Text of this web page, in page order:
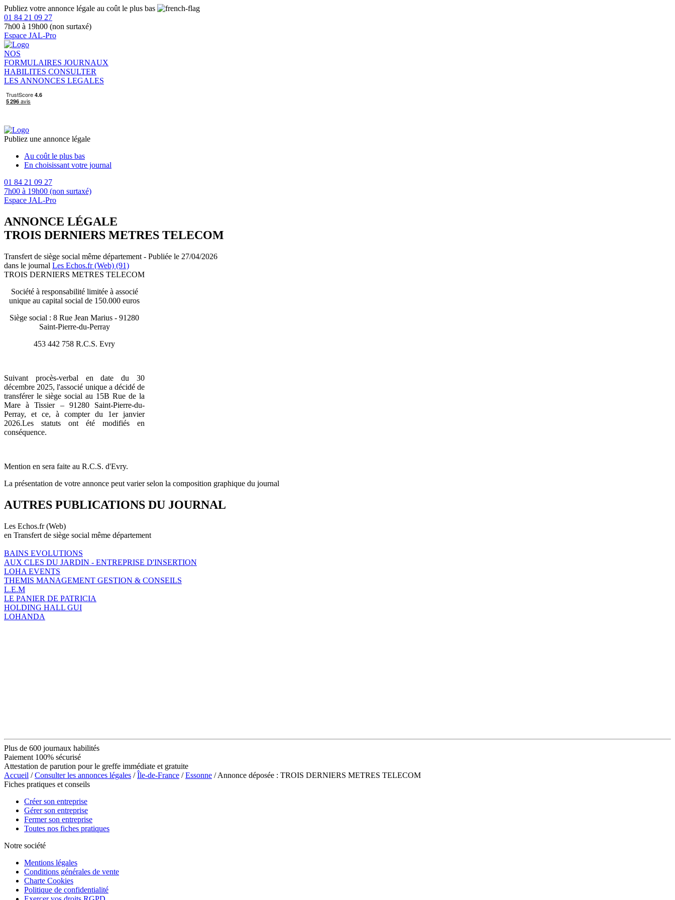
Publiez votre annonce légale au coût le plus bas
01 84 21 09 27
7h00 à 19h00 (non surtaxé)
Espace JAL-Pro
NOS
FORMULAIRES JOURNAUX
HABILITES CONSULTER
LES ANNONCES LEGALES
Publiez une annonce légale
Au coût le plus bas
En choisissant votre journal
01 84 21 09 27
7h00 à 19h00 (non surtaxé)
Espace JAL-Pro
ANNONCE LÉGALE
TROIS DERNIERS METRES TELECOM
Transfert de siège social même département - Publiée le 27/04/2026
dans le journal Les Echos.fr (Web) (91)
TROIS DERNIERS METRES TELECOM
Société à responsabilité limitée à associé
unique au capital social de 150.000 euros
Siège social : 8 Rue Jean Marius - 91280
Saint-Pierre-du-Perray
453 442 758 R.C.S. Evry
Suivant procès-verbal en date du 30
décembre 2025, l'associé unique a décidé de
transférer le siège social au 15B Rue de la
Mare à Tissier – 91280 Saint-Pierre-du-
Perray, et ce, à compter du 1er janvier
2026.Les statuts ont été modifiés en
conséquence.
Mention en sera faite au R.C.S. d'Evry.
La présentation de votre annonce peut varier selon la composition graphique du journal
AUTRES PUBLICATIONS DU JOURNAL
Les Echos.fr (Web)
en Transfert de siège social même département
BAINS EVOLUTIONS
AUX CLES DU JARDIN - ENTREPRISE D'INSERTION
LOHA EVENTS
THEMIS MANAGEMENT GESTION & CONSEILS
L.E.M
LE PANIER DE PATRICIA
HOLDING HALL GUI
LOHANDA
Plus de 600 journaux habilités
Paiement 100% sécurisé
Attestation de parution pour le greffe immédiate et gratuite
Accueil /Consulter les annonces légales /Île-de-France /Essonne / Annonce déposée : TROIS DERNIERS METRES TELECOM
Fiches pratiques et conseils
Créer son entreprise
Gérer son entreprise
Fermer son entreprise
Toutes nos fiches pratiques
Notre société
Mentions légales
Conditions générales de vente
Charte Cookies
Politique de confidentialité